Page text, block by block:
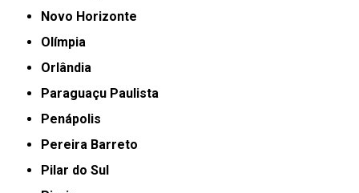
Novo Horizonte
Olímpia
Orlândia
Paraguaçu Paulista
Penápolis
Pereira Barreto
Pilar do Sul